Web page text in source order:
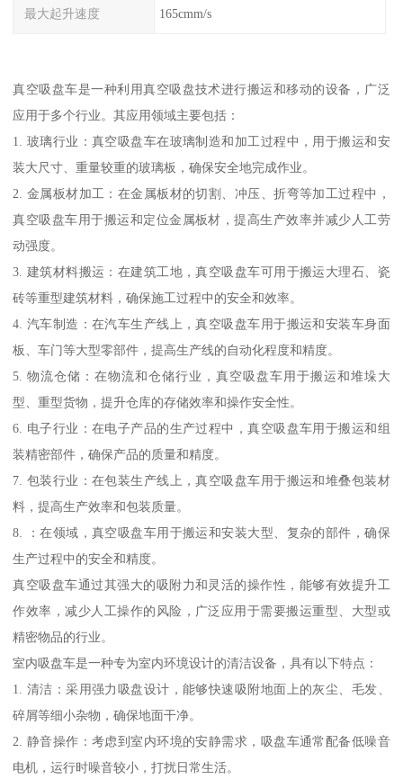
最大起升速度 165cmm/s
真空吸盘车是一种利用真空吸盘技术进行搬运和移动的设备，广泛
应用于多个行业。其应用领域主要包括：
1. 玻璃行业：真空吸盘车在玻璃制造和加工过程中，用于搬运和安
装大尺寸、重量较重的玻璃板，确保安全地完成作业。
2. 金属板材加工：在金属板材的切割、冲压、折弯等加工过程中，
真空吸盘车用于搬运和定位金属板材，提高生产效率并减少人工劳
动强度。
3. 建筑材料搬运：在建筑工地，真空吸盘车可用于搬运大理石、瓷
砖等重型建筑材料，确保施工过程中的安全和效率。
4. 汽车制造：在汽车生产线上，真空吸盘车用于搬运和安装车身面
板、车门等大型零部件，提高生产线的自动化程度和精度。
5. 物流仓储：在物流和仓储行业，真空吸盘车用于搬运和堆垛大
型、重型货物，提升仓库的存储效率和操作安全性。
6. 电子行业：在电子产品的生产过程中，真空吸盘车用于搬运和组
装精密部件，确保产品的质量和精度。
7. 包装行业：在包装生产线上，真空吸盘车用于搬运和堆叠包装材
料，提高生产效率和包装质量。
8. ：在领域，真空吸盘车用于搬运和安装大型、复杂的部件，确保
生产过程中的安全和精度。
真空吸盘车通过其强大的吸附力和灵活的操作性，能够有效提升工
作效率，减少人工操作的风险，广泛应用于需要搬运重型、大型或
精密物品的行业。
室内吸盘车是一种专为室内环境设计的清洁设备，具有以下特点：
1. 清洁：采用强力吸盘设计，能够快速吸附地面上的灰尘、毛发、
碎屑等细小杂物，确保地面干净。
2. 静音操作：考虑到室内环境的安静需求，吸盘车通常配备低噪音
电机，运行时噪音较小，打扰日常生活。